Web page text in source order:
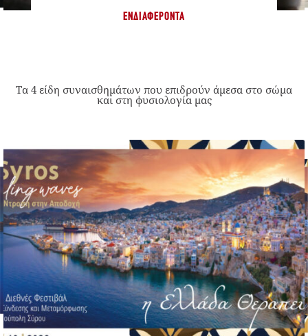
ΕΝΔΙΑΦΈΡΟΝΤΑ
Τα 4 είδη συναισθημάτων που επιδρούν άμεσα στο σώμα
και στη φυσιολογία μας